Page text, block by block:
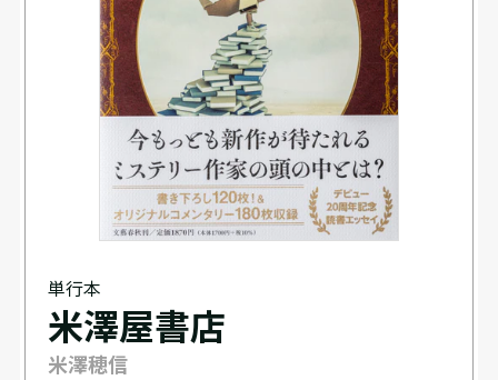
単行本
米澤屋書店
米澤穂信